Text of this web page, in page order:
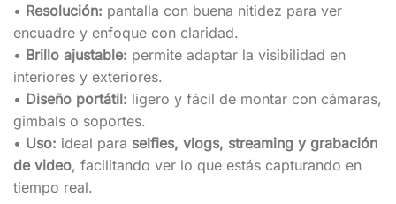
• Resolución: pantalla con buena nitidez para ver
encuadre y enfoque con claridad.
• Brillo ajustable: permite adaptar la visibilidad en
interiores y exteriores.
• Diseño portátil: ligero y fácil de montar con cámaras,
gimbals o soportes.
• Uso: ideal para selfies, vlogs, streaming y grabación
de video, facilitando ver lo que estás capturando en
tiempo real.